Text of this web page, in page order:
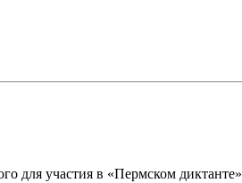
для участия в «Пермском диктанте»